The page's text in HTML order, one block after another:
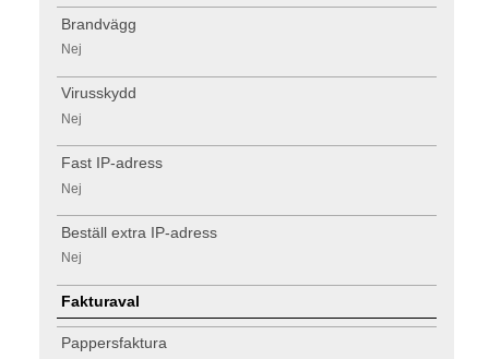
Brandvägg
Nej
Virusskydd
Nej
Fast IP-adress
Nej
Beställ extra IP-adress
Nej
Fakturaval
Pappersfaktura